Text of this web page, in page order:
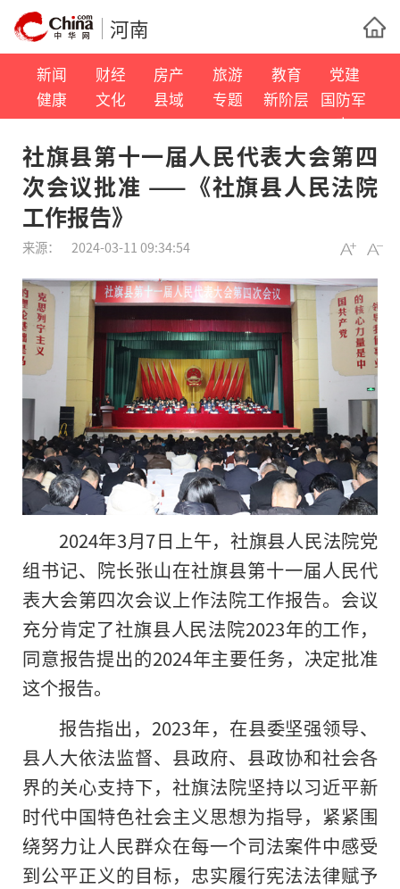
河南
新闻 财经 房产 旅游 教育
党建
健康
文化 县域 专题 新阶层
国防军
事
社旗县第十一届人民代表大会第四
次会议批准 ——《社旗县人民法院
工作报告》
来源： 2024-03-11 09:34:54
2024年3月7日上午，社旗县人民法院党
组书记、院长张山在社旗县第十一届人民代
表大会第四次会议上作法院工作报告。会议
充分肯定了社旗县人民法院2023年的工作，
同意报告提出的2024年主要任务，决定批准
这个报告。
报告指出，2023年，在县委坚强领导、
县人大依法监督、县政府、县政协和社会各
界的关心支持下，社旗法院坚持以习近平新
时代中国特色社会主义思想为指导，紧紧围
绕努力让人民群众在每一个司法案件中感受
到公平正义的目标，忠实履行宪法法律赋予